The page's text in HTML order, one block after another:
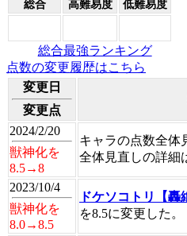
総合 高難易度 低難易度
総合最強ランキング
点数の変更履歴はこちら
変更日
変更点
2024/2/20
獣神化を
8.5→8
キャラの点数全体
全体見直しの詳細
2023/10/4
獣神化を
8.0→8.5
ドケソコトリ【轟
を8.5に変更した。